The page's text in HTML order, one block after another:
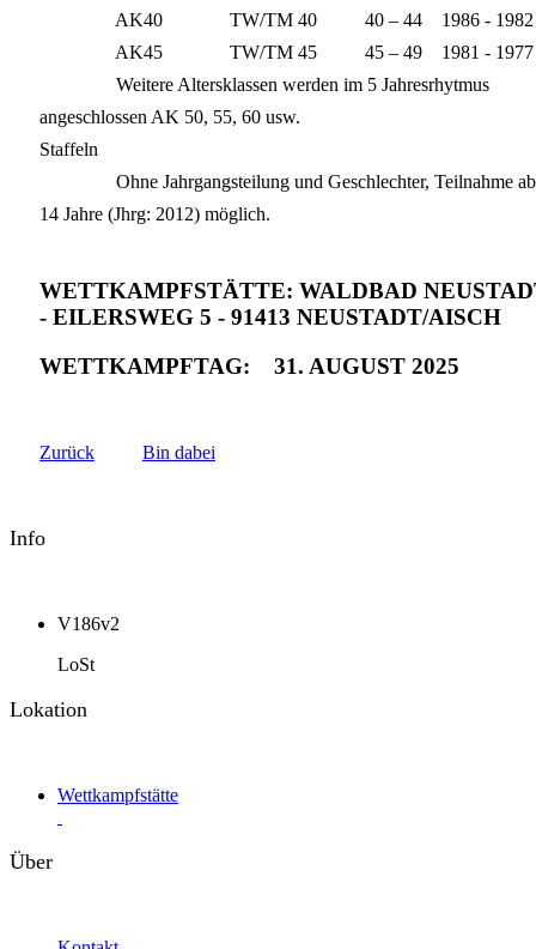
AK40 TW/TM 40 40 – 44 1986 - 1982
AK45 TW/TM 45 45 – 49 1981 - 1977
Weitere Altersklassen werden im 5 Jahresrhytmus
angeschlossen AK 50, 55, 60 usw.
Staffeln
Ohne Jahrgangsteilung und Geschlechter, Teilnahme ab
14 Jahre (Jhrg: 2012) möglich.
WETTKAMPFSTÄTTE: WALDBAD
- EILERSWEG 5 - 91413 NEUSTADT/AISCH
WETTKAMPFTAG: 31. AUGUST 2025
Zurück Bin dabei
Info
V186v2
LoSt
Lokation
Wettkampfstätte
Über